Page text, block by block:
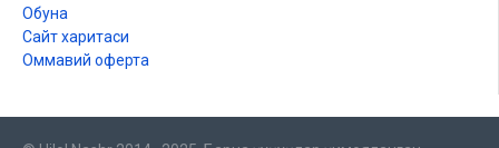
Обуна
Сайт харитаси
Оммавий оферта